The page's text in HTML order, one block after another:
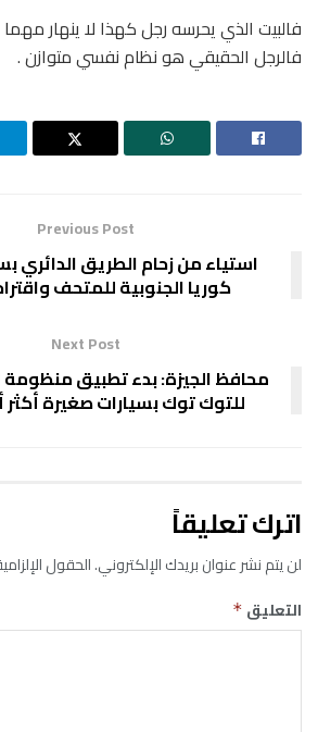
فالبيت الذي يحرسه رجل كهذا لا ينهار
فالرجل الحقيقي هو نظام نفسي متوازن .
Previous Post
استياء من زحام الطريق الدائري
كوريا الجنوبية للمتحف
Next Post
محافظ الجيزة: بدء تطبيق منظومة
للتوك توك بسيارات صغيرة أكثر
اترك تعليقاً
لن يتم نشر عنوان بريدك الإلكتروني.الحقول
التعليق *